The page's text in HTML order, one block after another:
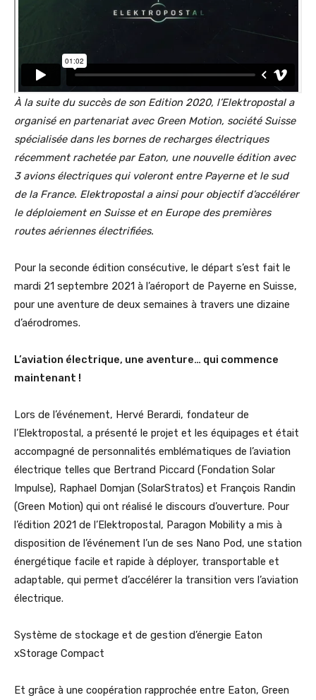
À la suite du succès de son Edition 2020, l’Elektropostal a
organisé en partenariat avec Green Motion, société Suisse
spécialisée dans les bornes de recharges électriques
récemment rachetée par Eaton, une nouvelle édition avec
3 avions électriques qui voleront entre Payerne et le sud
de la France. Elektropostal a ainsi pour objectif d’accélérer
le déploiement en Suisse et en Europe des premières
routes aériennes électrifiées.
Pour la seconde édition consécutive, le départ s’est fait le
mardi 21 septembre 2021 à l’aéroport de Payerne en Suisse,
pour une aventure de deux semaines à travers une dizaine
d’aérodromes.
L’aviation électrique, une aventure… qui commence
maintenant !
Lors de l’événement, Hervé Berardi, fondateur de
l’Elektropostal, a présenté le projet et les équipages et était
accompagné de personnalités emblématiques de l’aviation
électrique telles que Bertrand Piccard (Fondation Solar
Impulse), Raphael Domjan (SolarStratos) et François Randin
(Green Motion) qui ont réalisé le discours d’ouverture. Pour
l’édition 2021 de l’Elektropostal, Paragon Mobility a mis à
disposition de l’événement l’un de ses Nano Pod, une station
énergétique facile et rapide à déployer, transportable et
adaptable, qui permet d’accélérer la transition vers l’aviation
électrique.
Système de stockage et de gestion d’énergie Eaton
xStorage Compact
Et grâce à une coopération rapprochée entre Eaton, Green